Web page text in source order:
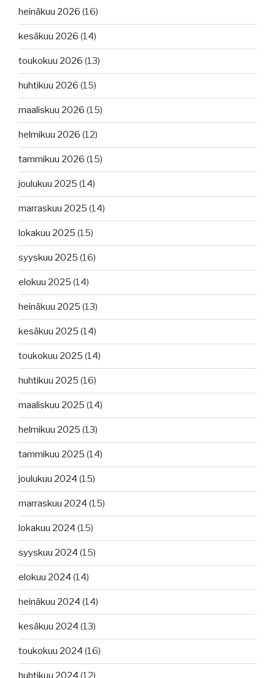
heinäkuu 2026 (16)
kesäkuu 2026 (14)
toukokuu 2026 (13)
huhtikuu 2026 (15)
maaliskuu 2026 (15)
helmikuu 2026 (12)
tammikuu 2026 (15)
joulukuu 2025 (14)
marraskuu 2025 (14)
lokakuu 2025 (15)
syyskuu 2025 (16)
elokuu 2025 (14)
heinäkuu 2025 (13)
kesäkuu 2025 (14)
toukokuu 2025 (14)
huhtikuu 2025 (16)
maaliskuu 2025 (14)
helmikuu 2025 (13)
tammikuu 2025 (14)
joulukuu 2024 (15)
marraskuu 2024 (15)
lokakuu 2024 (15)
syyskuu 2024 (15)
elokuu 2024 (14)
heinäkuu 2024 (14)
kesäkuu 2024 (13)
toukokuu 2024 (16)
huhtikuu 2024 (12)